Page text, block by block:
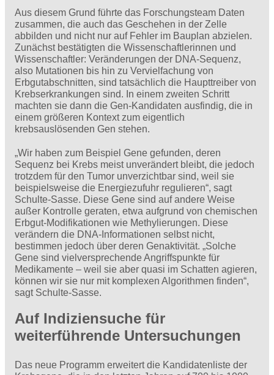
Aus diesem Grund führte das Forschungsteam Daten
zusammen, die auch das Geschehen in der Zelle
abbilden und nicht nur auf Fehler im Bauplan abzielen.
Zunächst bestätigten die Wissenschaftlerinnen und
Wissenschaftler: Veränderungen der DNA-Sequenz,
also Mutationen bis hin zu Vervielfachung von
Erbgutabschnitten, sind tatsächlich die Haupttreiber von
Krebserkrankungen sind. In einem zweiten Schritt
machten sie dann die Gen-Kandidaten ausfindig, die in
einem größeren Kontext zum eigentlich
krebsauslösenden Gen stehen.
„Wir haben zum Beispiel Gene gefunden, deren
Sequenz bei Krebs meist unverändert bleibt, die jedoch
trotzdem für den Tumor unverzichtbar sind, weil sie
beispielsweise die Energiezufuhr regulieren“, sagt
Schulte-Sasse. Diese Gene sind auf andere Weise
außer Kontrolle geraten, etwa aufgrund von chemischen
Erbgut-Modifikationen wie Methylierungen. Diese
verändern die DNA-Informationen selbst nicht,
bestimmen jedoch über deren Genaktivität. „Solche
Gene sind vielversprechende Angriffspunkte für
Medikamente – weil sie aber quasi im Schatten agieren,
können wir sie nur mit komplexen Algorithmen finden“,
sagt Schulte-Sasse.
Auf Indiziensuche für
weiterführende Untersuchungen
Das neue Programm erweitert die Kandidatenliste der